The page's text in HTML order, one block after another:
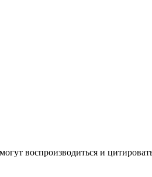
воспроизводиться и